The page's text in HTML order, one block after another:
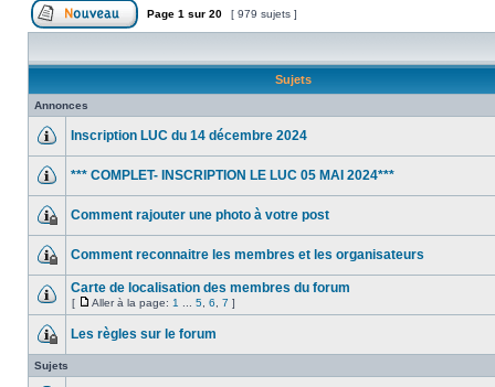
Page 1 sur 20 [ 979 sujets ]
Sujets
Annonces
Inscription LUC du 14 décembre 2024
*** COMPLET- INSCRIPTION LE LUC 05 MAI 2024***
Comment rajouter une photo à votre post
Comment reconnaitre les membres et les organisateurs
Carte de localisation des membres du forum
[ Aller à la page: 1 5 6 7 ]
Les règles sur le forum
Sujets